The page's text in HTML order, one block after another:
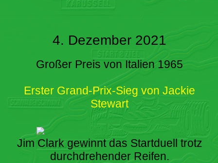
4. Dezember 2021
Großer Preis von Italien 1965
Erster Grand-Prix-Sieg von Jackie
Stewart
Jim Clark gewinnt das Startduell trotz
durchdrehender Reifen.